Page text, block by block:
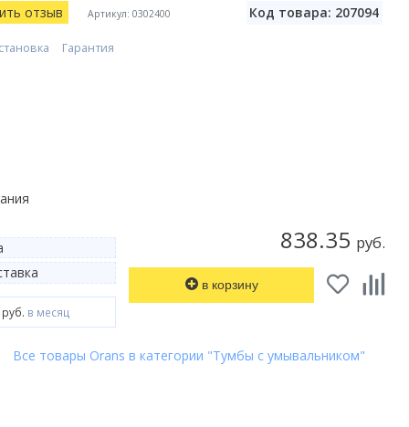
Viberотзыв Артикул: 0302400 Код товара: 207094
838.35 руб.
в корзину
Гарантия
в месяц
Все товары Orans в категории "Тумбы с умывальником"